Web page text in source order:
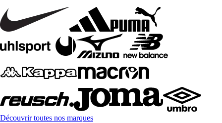
Découvrir toutes nos marques